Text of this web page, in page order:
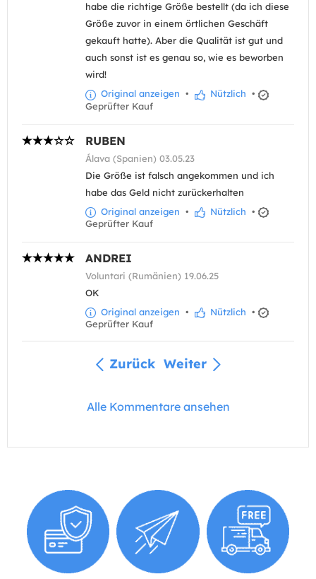
habe die richtige Größe bestellt (da ich diese
Größe zuvor in einem örtlichen Geschäft
gekauft hatte). Aber die Qualität ist gut und
auch sonst ist es genau so, wie es beworben
wird!
Original anzeigen • Nützlich •
Geprüfter Kauf
RUBEN
Álava (Spanien) 03.05.23
Die Größe ist falsch angekommen und ich
habe das Geld nicht zurückerhalten
Original anzeigen • Nützlich •
Geprüfter Kauf
ANDREI
Voluntari (Rumänien) 19.06.25
OK
Original anzeigen • Nützlich •
Geprüfter Kauf
Zurück Weiter
Alle Kommentare ansehen